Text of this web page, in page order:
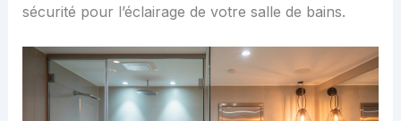
sécurité pour l’éclairage de votre salle de bains.